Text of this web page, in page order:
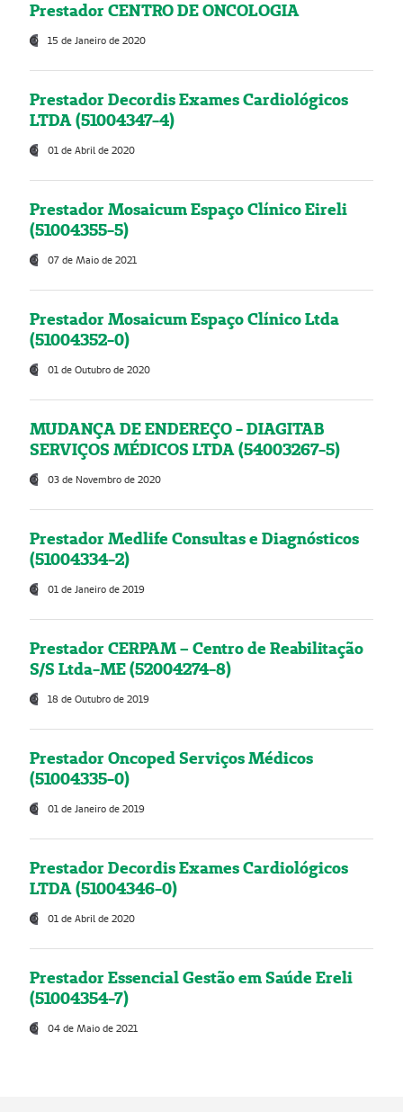
Prestador CENTRO DE ONCOLOGIA
15 de Janeiro de 2020
Prestador Decordis Exames Cardiológicos
LTDA (51004347-4)
01 de Abril de 2020
Prestador Mosaicum Espaço Clínico Eireli
(51004355-5)
07 de Maio de 2021
Prestador Mosaicum Espaço Clínico Ltda
(51004352-0)
01 de Outubro de 2020
MUDANÇA DE ENDEREÇO - DIAGITAB
SERVIÇOS MÉDICOS LTDA (54003267-5)
03 de Novembro de 2020
Prestador Medlife Consultas e Diagnósticos
(51004334-2)
01 de Janeiro de 2019
Prestador CERPAM – Centro de Reabilitação
S/S Ltda-ME (52004274-8)
18 de Outubro de 2019
Prestador Oncoped Serviços Médicos
(51004335-0)
01 de Janeiro de 2019
Prestador Decordis Exames Cardiológicos
LTDA (51004346-0)
01 de Abril de 2020
Prestador Essencial Gestão em Saúde Ereli
(51004354-7)
04 de Maio de 2021